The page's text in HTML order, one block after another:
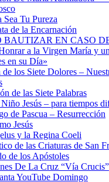
Sea Tu Pureza
de la Encarnación
BAUTIZAR EN CASO
a la Virgen María y
en su Día»
de los Siete Dolores –
de las Siete Palabras
Jesús – para tiempos
de Pascua – Resurrección
Jesús
y la Regina Coeli
de las Criaturas de San
de los Apóstoles
De La Cruz “Vía Crucis”
YouTube Domingo